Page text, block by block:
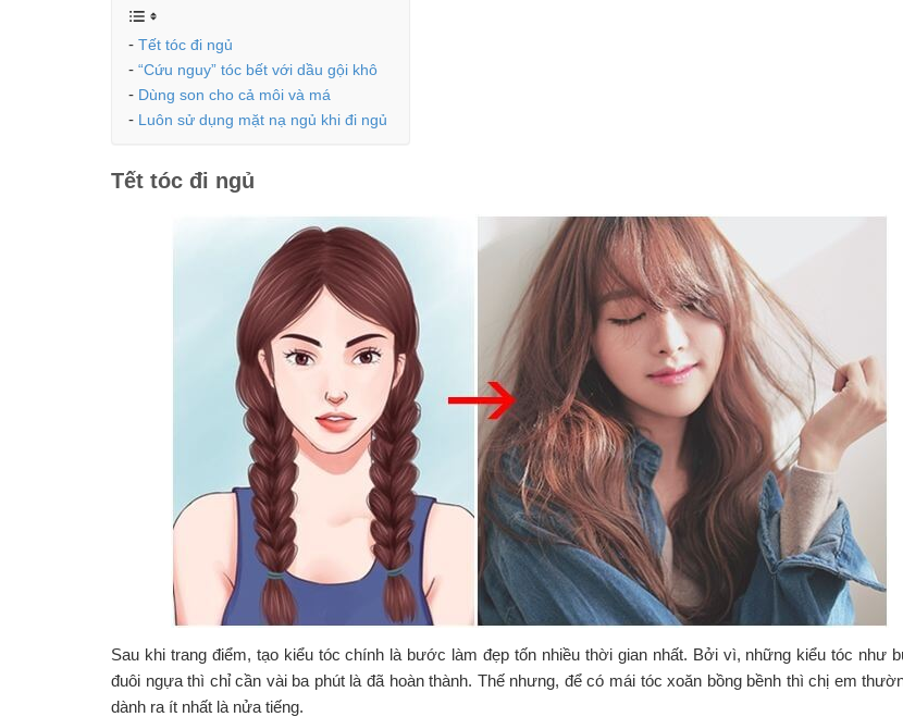
Tết tóc đi ngủ
“Cứu nguy” tóc bết với dầu gội khô
Dùng son cho cả môi và má
Luôn sử dụng mặt nạ ngủ khi đi ngủ
Tết tóc đi ngủ
Sau khi trang điểm, tạo kiểu tóc chính là bước làm đẹp tốn nhiều thời gian nhất. Bởi vì, những kiểu tóc như
đuôi ngựa thì chỉ cần vài ba phút là đã hoàn thành. Thế nhưng, để có mái tóc xoăn bồng bềnh thì chị em
dành ra ít nhất là nửa tiếng.